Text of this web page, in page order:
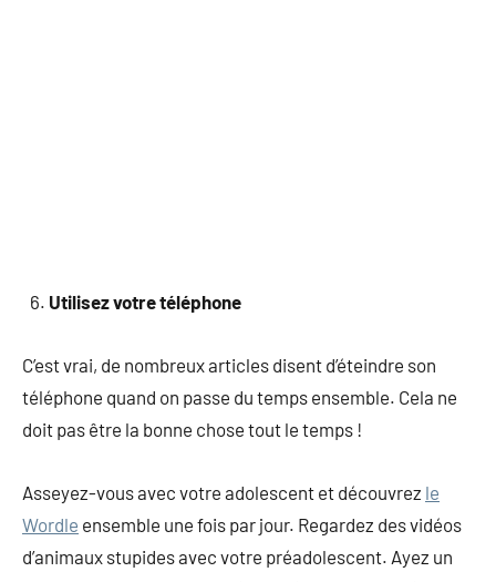
Utilisez votre téléphone
C’est vrai, de nombreux articles disent d’éteindre son
téléphone quand on passe du temps ensemble. Cela ne
doit pas être la bonne chose tout le temps !
Asseyez-vous avec votre adolescent et découvrez le
Wordle ensemble une fois par jour. Regardez des vidéos
d’animaux stupides avec votre préadolescent. Ayez un